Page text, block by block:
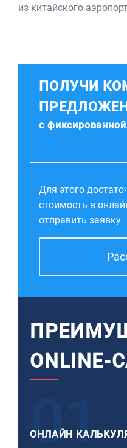
из китайского
ПОЛУЧИ
с
Для этого
стоимость в
отправить заявку
ONLINE-
01
ОНЛАЙН